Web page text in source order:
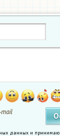
mail
данных и принимаю